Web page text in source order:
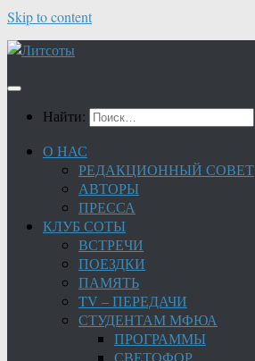
Skip to content
Найти:
О НАС
РЕДАКЦИОННЫЙ СОВЕТ
АВТОРЫ
ПРЕССА
КЛУБ СОТЫ
ВСТРЕЧИ
ПОЕЗДКИ
ПАМЯТЬ
TV – ПЕРЕДАЧИ
СТУДЕНТАМ МФЮА
ПРОГРАММЫ
СВЕТОФОР